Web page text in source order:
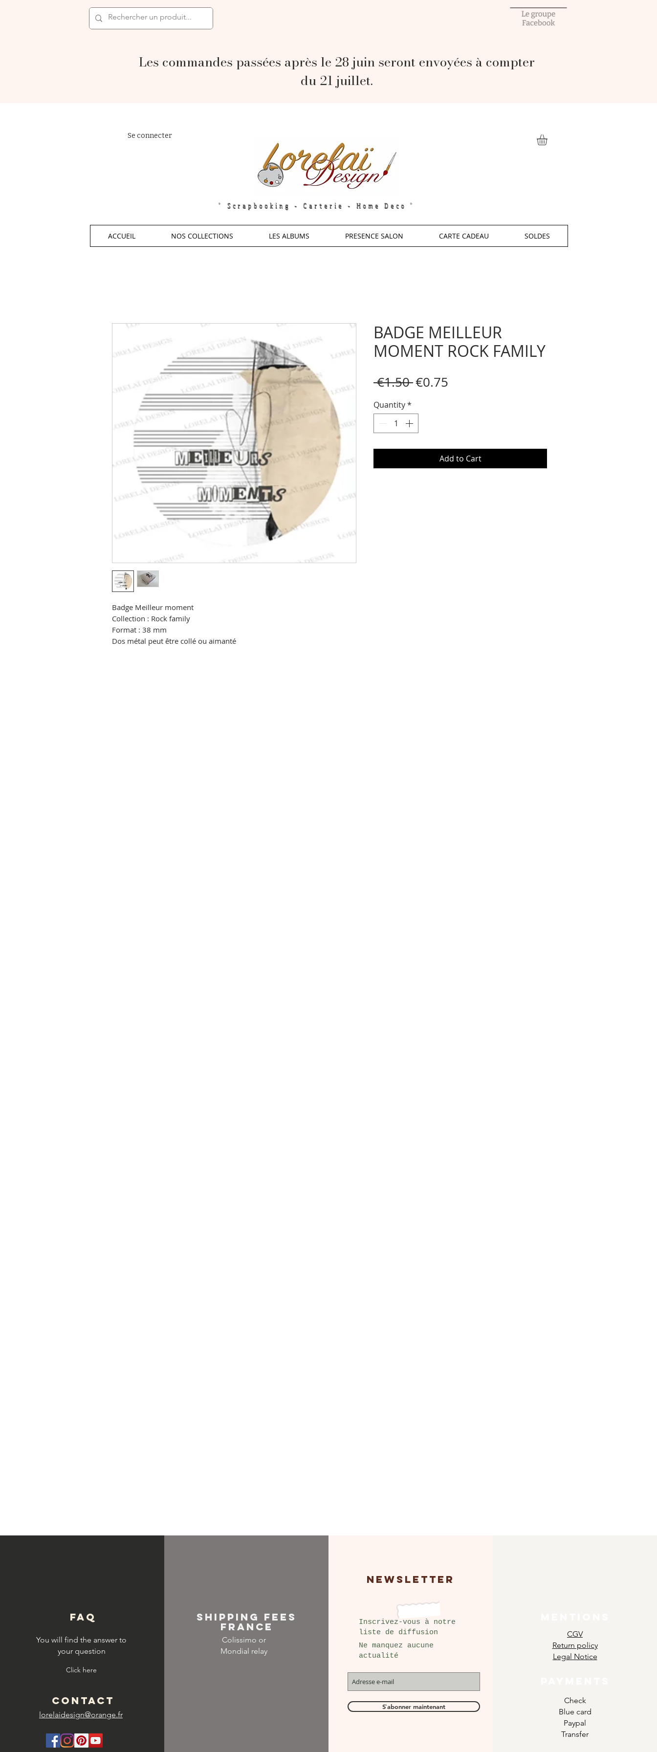
Les commandes passées après le 28 juin seront envoyées à compter
du 21 juillet.
Se connecter
" Scrapbooking - Carterie - Home Deco "
Badge Meilleur moment
Collection : Rock family
Format : 38 mm
Dos métal peut être collé ou aimanté
BADGE MEILLEUR
MOMENT ROCK FAMILY
€1.50 Regular
€0.75
Quantity*
Add to Cart
ACCUEIL NOS COLLECTIONS LES ALBUMS PRESENCE SALON CARTE CADEAU SOLDES
FAQ
You will find the answer to
your question
Click here
CONTACT
lorelaidesign@orange.fr
SHIPPING FEES
FRANCE
Colissimo or
Mondial relay
NEWSLETTER
Inscrivez-vous à notre
liste de diffusion
Ne manquez aucune
actualité
S`abonner maintenant
CGV
Return policy
Legal Notice
Check
Blue card
Paypal
Transfer